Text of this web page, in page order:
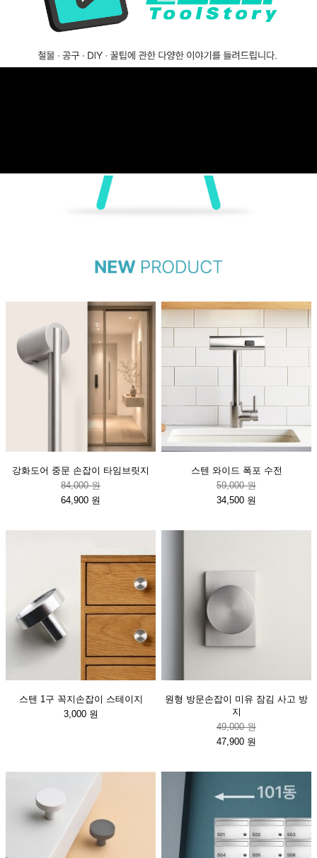
강화도어 중문 손잡이 타임브릿지
84,000 원
64,900 원
스텐 와이드 폭포 수전
59,000 원
34,500 원
스텐 1구 꼭지손잡이 스테이지
3,000 원
원형 방문손잡이 미유 잠김 사고 방
지
49,000 원
47,900 원